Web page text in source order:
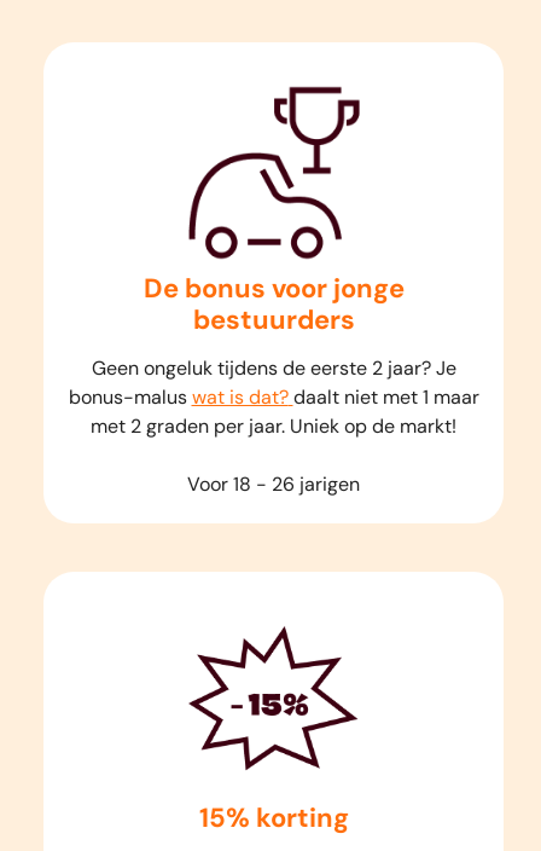
De bonus voor jonge
bestuurders
Geen ongeluk tijdens de eerste 2 jaar? Je
bonus-maluswat is dat? daalt niet met 1 maar
met 2 graden per jaar. Uniek op de markt!
Voor 18 - 26 jarigen
15% korting